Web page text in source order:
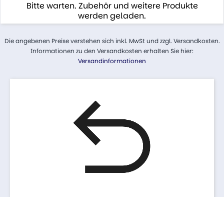
Bitte warten. Zubehör und weitere Produkte
werden geladen.
Die angebenen Preise verstehen sich inkl. MwSt und zzgl. Versandkosten.
Informationen zu den Versandkosten erhalten Sie hier:
Versandinformationen